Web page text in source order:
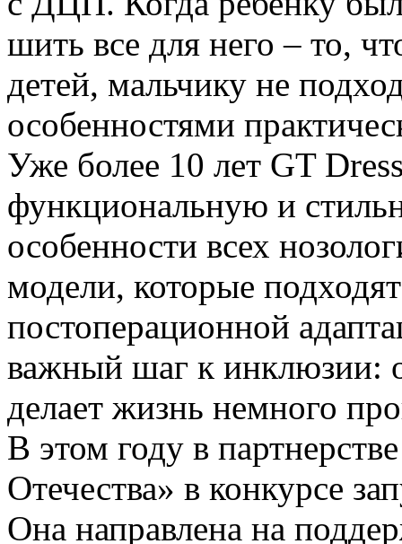
шить все для него – то,
детей, мальчику не
особенностями
Уже более 10 лет GT
функциональную и
особенности всех
модели, которые
постоперационной
важный шаг к инклюзии:
делает жизнь немного
В этом году в
Отечества» в конкурсе
Она направлена на